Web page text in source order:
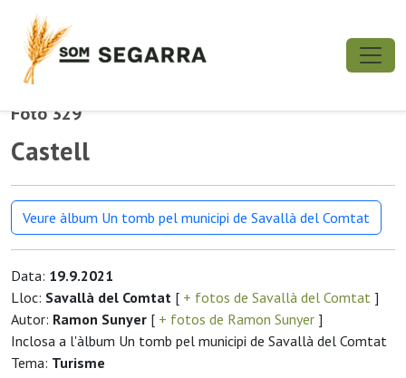
Foto 329
Castell
Veure àlbum Un tomb pel municipi de Savallà del Comtat
Data: 19.9.2021
Lloc: Savallà del Comtat [ + fotos de Savallà del Comtat ]
Autor: Ramon Sunyer [ + fotos de Ramon Sunyer ]
Inclosa a l'àlbum Un tomb pel municipi de Savallà del Comtat
Tema: Turisme